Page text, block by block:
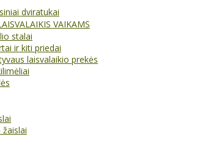
dviratukai
VAIKAMS
stalai
ir kiti priedai
laisvalaikio prekės